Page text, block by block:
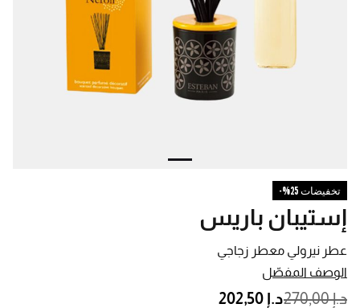
تخفيضات 25%-
عطر نيرولي معطر زجاجي
إستيبان باريس
الوصف المفصّل
PRICE REDUCED FROM
د.إ 270,00 TO
د.إ 202,50